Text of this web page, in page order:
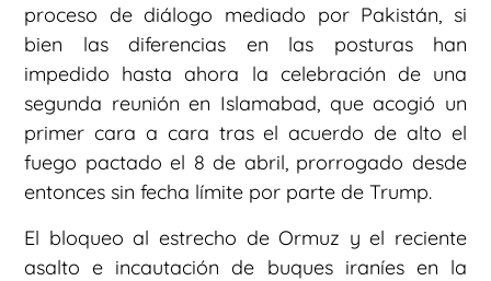
proceso de diálogo mediado por Pakistán, si
bien las diferencias en las posturas han
impedido hasta ahora la celebración de una
segunda reunión en Islamabad, que acogió un
primer cara a cara tras el acuerdo de alto el
fuego pactado el 8 de abril, prorrogado desde
entonces sin fecha límite por parte de Trump.
El bloqueo al estrecho de Ormuz y el reciente
asalto e incautación de buques iraníes en la